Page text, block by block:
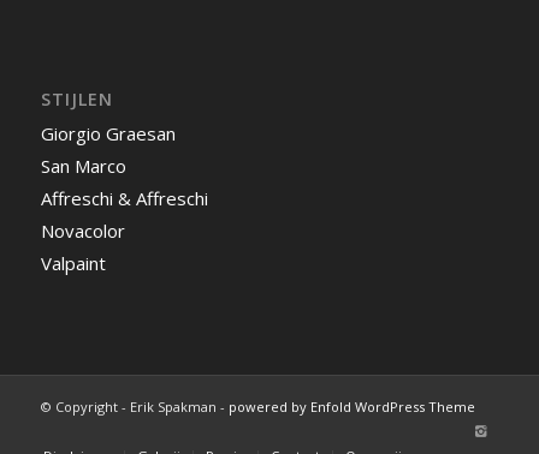
STIJLEN
Giorgio Graesan
San Marco
Affreschi & Affreschi
Novacolor
Valpaint
© Copyright - Erik Spakman - powered by Enfold WordPress Theme